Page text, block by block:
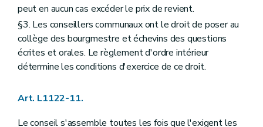
Art. L2214-11
Art. L2214-12
Titre II Administration de la province
Chapitre premier Le personnel de la province
Art. L2221-1
Chapitre II Administration des biens de la province
Section première Contrats
Art. L2222-2
Art. L2222-3
peut en aucun cas excéder le prix de revient.
§3. Les conseillers communaux ont le droit de poser au
collège des bourgmestre et échevins des questions
écrites et orales. Le règlement d'ordre intérieur
détermine les conditions d'exercice de ce droit.
Art. L1122-11.
Le conseil s'assemble toutes les fois que l'exigent les